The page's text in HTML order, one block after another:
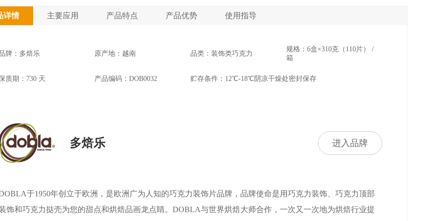
详情 主要应用 产品特点 产品优势 使用指导
牌：多焙乐 原产地：越南 品类：装饰类巧克力
规格：6盒×310克（110片） /
箱
质期：730 天 产品编码：DOB0032 贮存条件：12℃-18℃阴凉干燥处密封保存
多焙乐 进入品牌
于1950年创立于欧洲，是欧洲广为人知的巧克力装饰片品牌，品牌使命是用巧克力装饰、巧克力顶部
饰和巧克力挞壳为您的甜点和烘焙品画龙点睛。DOBLA与世界烘焙大师合作，一次又一次地为烘焙行业提